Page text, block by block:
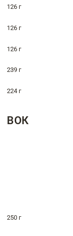
126 г
126 г
126 г
239 г
224 г
ВОК
250 г